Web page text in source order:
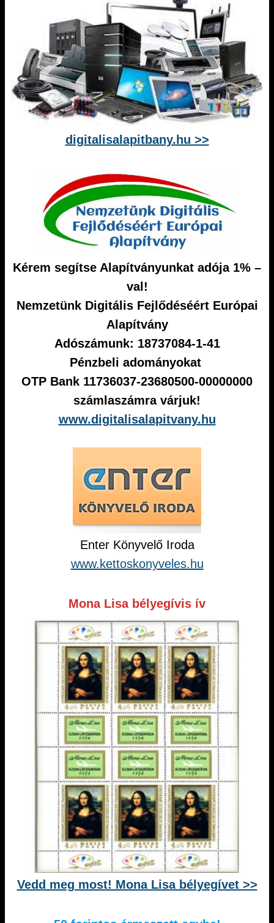
digitalisalapitbany.hu >>
Kérem segítse Alapítványunkat adója 1% –
val!
Nemzetünk Digitális Fejlődéséért Európai
Alapítvány
Adószámunk: 18737084-1-41
Pénzbeli adományokat
OTP Bank 11736037-23680500-00000000
számlaszámra várjuk!
www.digitalisalapitvany.hu
Enter Könyvelő Iroda
www.kettoskonyveles.hu
Mona Lisa bélyegívis ív
Vedd meg most! Mona Lisa bélyegívet >>